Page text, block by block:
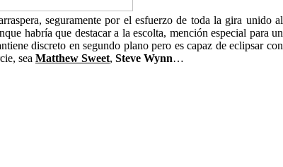
seguramente por el esfuerzo de toda la gira unido al
habría que destacar a la escolta, mención especial para un
discreto en segundo plano pero es capaz de eclipsar con
sea Matthew Sweet, Steve Wynn…